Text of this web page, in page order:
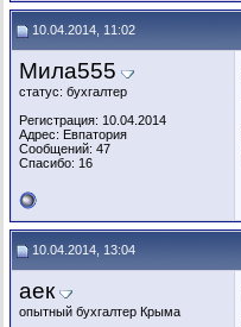
10.04.2014, 11:02
Мила555
статус: бухгалтер
Регистрация: 10.04.2014
Адрес: Евпатория
Сообщений: 47
Спасибо: 16
10.04.2014, 13:04
аек
опытный бухгалтер Крыма